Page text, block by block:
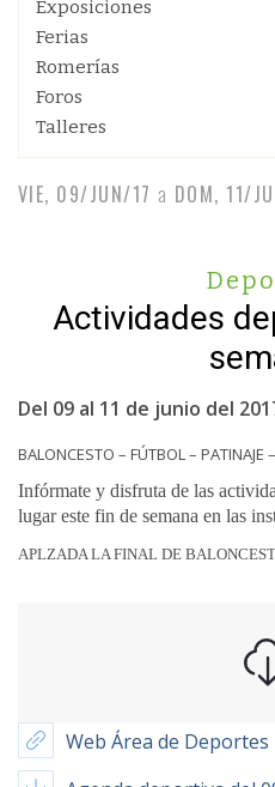
Exposiciones
Ferias
Romerías
Foros
Talleres
VIE, 09/JUN/17 a DOM, 11/
Actividades
Del 09 al 11 de junio del
BALONCESTO – FÚTBOL – PATINAJE
Infórmate y disfruta de las
lugar este fin de semana en las
APLZADA LA FINAL DE
Web Área de Deportes